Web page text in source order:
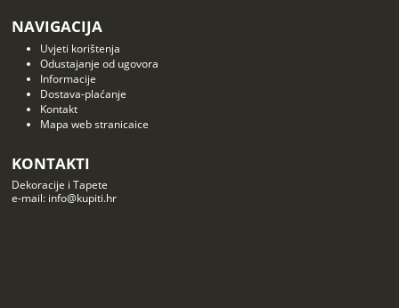
NAVIGACIJA
Uvjeti korištenja
Odustajanje od ugovora
Informacije
Dostava-plaćanje
Kontakt
Mapa web stranicaice
KONTAKTI
Dekoracije i Tapete
e-mail: info@kupiti.hr